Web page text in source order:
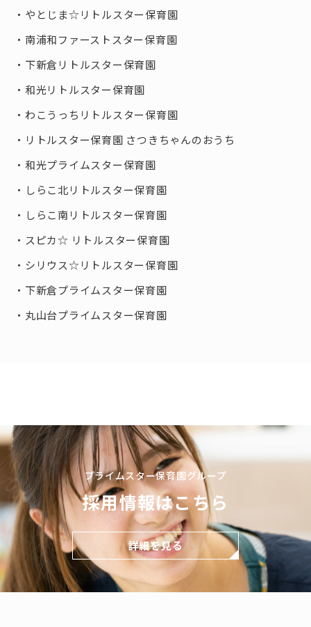
やとじま☆リトルスター保育園
南浦和ファーストスター保育園
下新倉リトルスター保育園
和光リトルスター保育園
わこうっちリトルスター保育園
リトルスター保育園 さつきちゃんのおうち
和光プライムスター保育園
しらこ北リトルスター保育園
しらこ南リトルスター保育園
スピカ☆ リトルスター保育園
シリウス☆リトルスター保育園
下新倉プライムスター保育園
丸山台プライムスター保育園
プライムスター保育園グループ
採用情報はこちら
詳細を見る